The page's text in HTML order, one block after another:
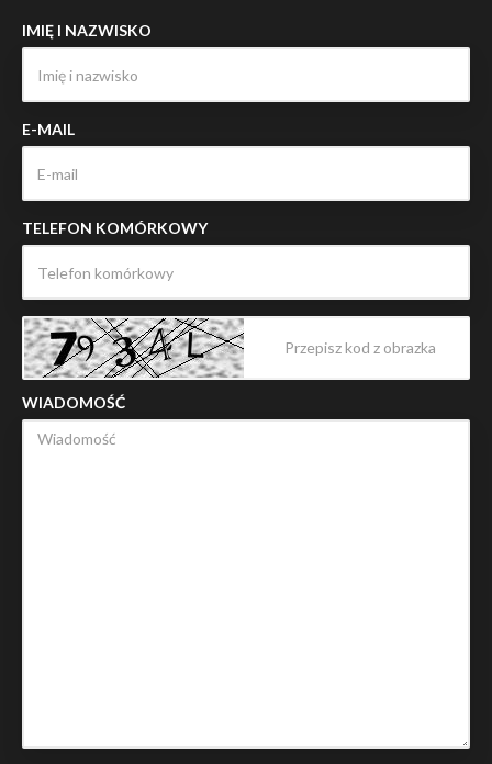
IMIĘ I NAZWISKO
E-MAIL
TELEFON KOMÓRKOWY
WIADOMOŚĆ